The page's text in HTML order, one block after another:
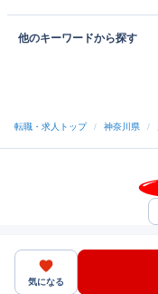
他のキーワードから探す
転職・求人トップ / 神奈川県 /
気になる
中途採用をご検討の企業様